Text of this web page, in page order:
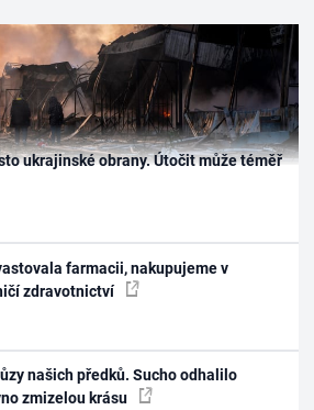
ukrajinské obrany. Útočit může téměř
farmacii, nakupujeme v
zdravotnictví
našich předků. Sucho odhalilo
zmizelou krásu